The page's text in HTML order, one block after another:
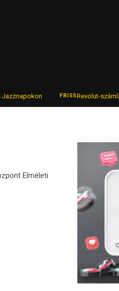
FRISS Revolut-számlán
Elméleti